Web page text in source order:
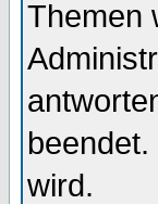
Themen
wird.